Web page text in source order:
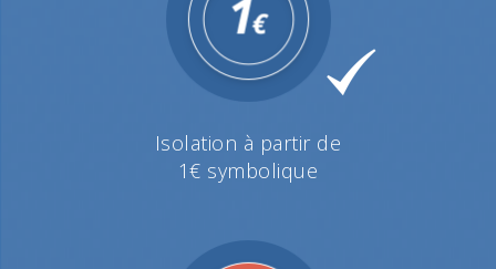
Isolation à partir de
1€ symbolique